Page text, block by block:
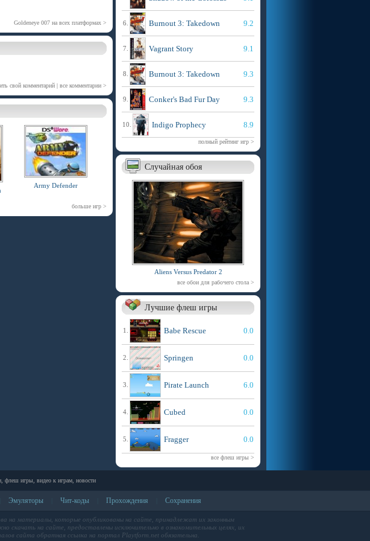
Goldeneye 007 на всех платформах >
свой комментарий | все комментарии >
Army Defender
больше игр >
6. Burnout 3: Takedown 9.2
7. Vagrant Story 9.1
8. Burnout 3: Takedown 9.3
9. Conker's Bad Fur Day 9.3
10. Indigo Prophecy 8.9
полный рейтинг игр >
Случайная обоя
Aliens Versus Predator 2
все обои для рабочего стола >
Лучшие флеш игры
1. Babe Rescue 0.0
2. Springen 0.0
3. Pirate Launch 6.0
4. Cubed 0.0
5. Fragger 0.0
все флеш игры >
флеш игры, видео к играм, новости
Эмуляторы Чит-коды Прохождения Сохранения
на материалы, которые опубликованы на сайте, принадлежат их законным
скачать на сайте, предоставлены исключительно в ознакомительных целях, их
сайта обратная ссылка на портал Playtform.net обязательна.